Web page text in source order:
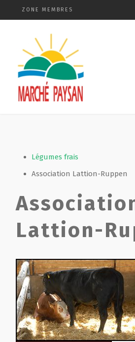
ZONE MEMBRES
Légumes frais
Association Lattion-Ruppen
Lattion-
Qui sommes-nous ?
La charte
Le comité
Devenir membre
Fête Marché Paysan
Partenaires